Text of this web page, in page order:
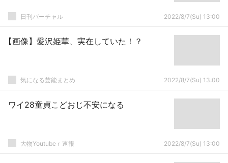
日刊バーチャル 2022/8/7(Su) 13:00
【画像】愛沢姫華、実在していた！？
気になる芸能まとめ 2022/8/7(Su) 13:00
ワイ28童貞こどおじ不安になる
大物Youtubeｒ速報 2022/8/7(Su) 13:00